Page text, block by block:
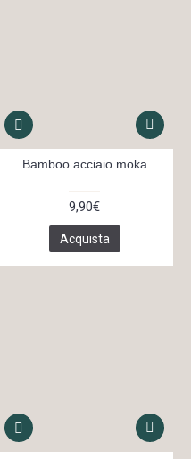
Bamboo acciaio moka
9,90€
Acquista